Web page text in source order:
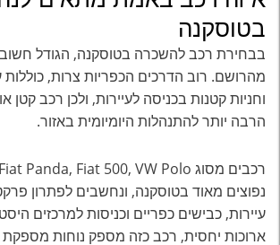
בטוסקנה
בבחירת רכב להשכרה בטוסקנה, הגודל
מהרושם. רוב הדרכים הכפריות צרות, כוללות
וחניות קטנות בכניסה לעיירות, ולכן רכב קטן
הרבה יותר להתנהלות היומיומית באזור.
נפוצים מאוד בטוסקנה, ונחשבים לפתרון
עיירות, כבישים כפריים וכניסות למרכזים
ארוכות יחסית, רכב כזה מספק נוחות